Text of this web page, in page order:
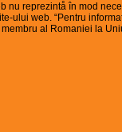
nu reprezintå în mod
ului web. “Pentru
membru al Romaniei la